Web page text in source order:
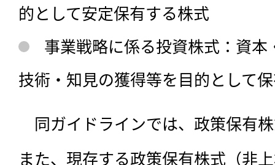
的として安定保有する株式
事業戦略に係る投資株式：資
技術・知見の獲得等を目的として
同ガイドラインでは、政策保有
また、現存する政策保有株式（非